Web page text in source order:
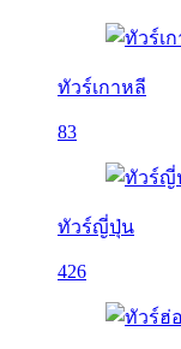
ทัวร์เกาหลี
83
ทัวร์ญี่ปุ่น
426